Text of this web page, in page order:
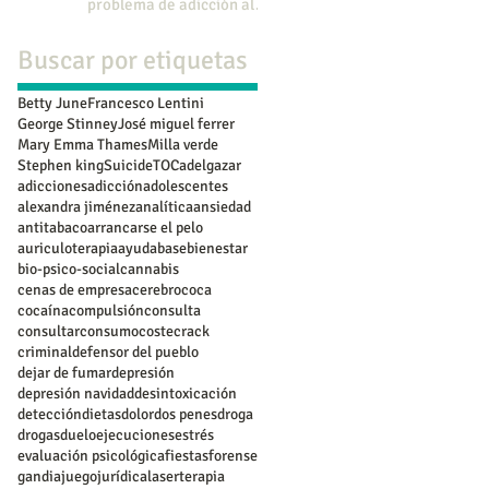
problema de adicción al
Buscar por etiquetas
Betty JuneFrancesco Lentini
George StinneyJosé miguel ferrer
Mary Emma ThamesMilla verde
Stephen kingSuicideTOCadelgazar
adiccionesadicciónadolescentes
alexandra jiménezanalíticaansiedad
antitabacoarrancarse el pelo
auriculoterapiaayudabasebienestar
bio-psico-socialcannabis
cenas de empresacerebrococa
cocaínacompulsiónconsulta
consultarconsumocostecrack
criminaldefensor del pueblo
dejar de fumardepresión
depresión navidaddesintoxicación
deteccióndietasdolordos penesdroga
drogasdueloejecucionesestrés
evaluación psicológicafiestasforense
gandiajuegojurídicalaserterapia